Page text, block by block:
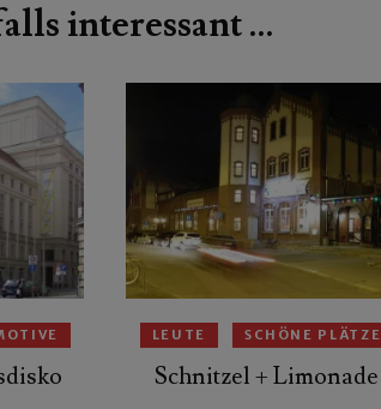
interessant …
LEUTE SCHÖNE PLÄTZE
Schnitzel + Limonade